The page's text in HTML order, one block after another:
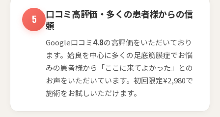
口コミ高評価・多くの患者様からの信
頼
Google口コミ4.8の高評価をいただいており
ます。姶良を中心に多くの足底筋膜症でお悩
みの患者様から「ここに来てよかった」との
お声をいただいています。初回限定¥2,980で
施術をお試しいただけます。